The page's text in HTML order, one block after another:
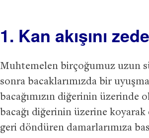
1. Kan akışını
Muhtemelen birçoğumuz uzun
sonra bacaklarımızda bir
bacağımızın diğerinin üzerinde
bacağı diğerinin üzerine
geri döndüren damarlarımıza